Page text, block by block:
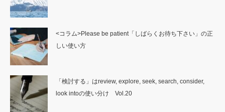
<コラム>Please be patient「しばらくお待ち下さい」の正
しい使い方
「検討する」はreview, explore, seek, search, consider,
look intoの使い分け Vol.20